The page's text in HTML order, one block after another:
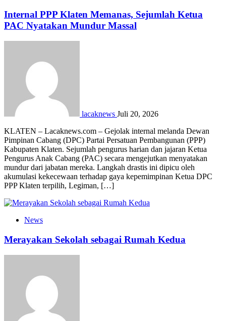
Internal PPP Klaten Memanas, Sejumlah Ketua
PAC Nyatakan Mundur Massal
lacaknews Juli 20, 2026
KLATEN – Lacaknews.com – Gejolak internal melanda Dewan
Pimpinan Cabang (DPC) Partai Persatuan Pembangunan (PPP)
Kabupaten Klaten. Sejumlah pengurus harian dan jajaran Ketua
Pengurus Anak Cabang (PAC) secara mengejutkan menyatakan
mundur dari jabatan mereka. Langkah drastis ini dipicu oleh
akumulasi kekecewaan terhadap gaya kepemimpinan Ketua DPC
PPP Klaten terpilih, Legiman, […]
News
Merayakan Sekolah sebagai Rumah Kedua